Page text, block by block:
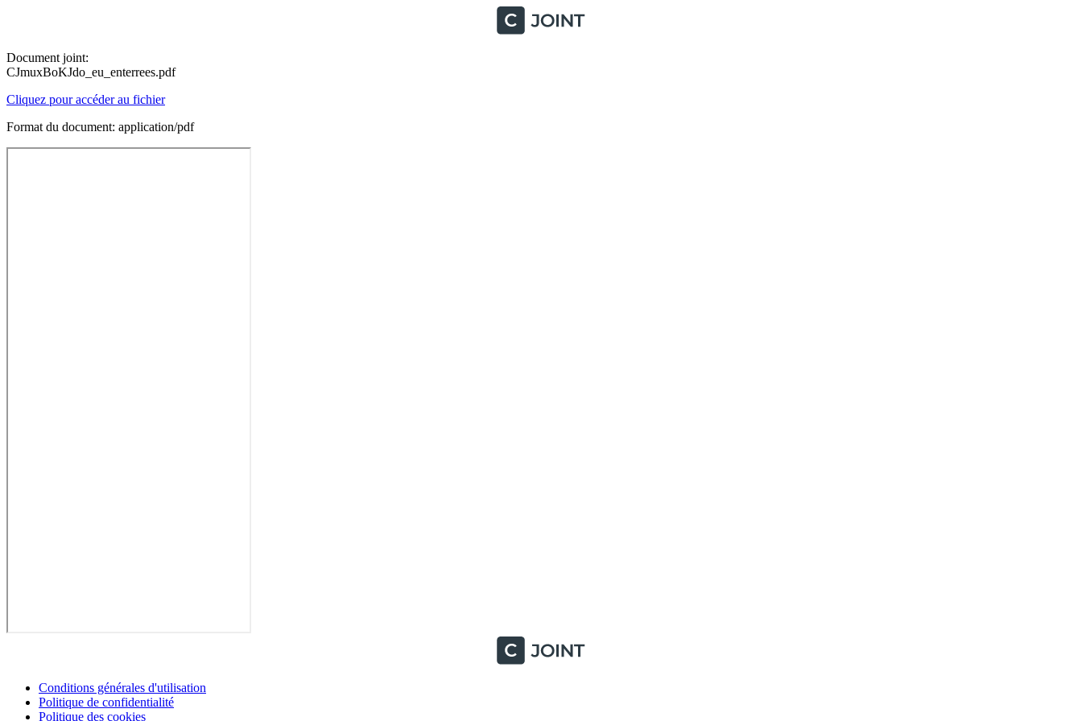
Document joint:
CJmuxBoKJdo_eu_enterrees.pdf
Cliquez pour accéder au fichier
Format du document: application/pdf
Conditions générales d'utilisation
Politique de confidentialité
Politique des cookies